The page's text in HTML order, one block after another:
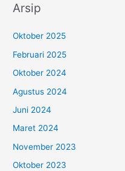
i
t
u
k
:
Arsip
Oktober 2025
Februari 2025
Oktober 2024
Agustus 2024
Juni 2024
Maret 2024
November 2023
Oktober 2023